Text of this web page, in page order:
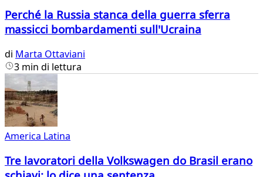
Perché la Russia stanca della guerra sferra
massicci bombardamenti sull'Ucraina
di Marta Ottaviani
3 min di lettura
America Latina
Tre lavoratori della Volkswagen do Brasil erano